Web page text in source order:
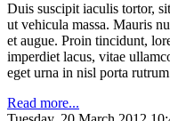
Duis suscipit iaculis tortor,
ut vehicula massa. Mauris
et augue. Proin tincidunt,
imperdiet lacus, vitae
eget urna in nisl porta
Read more...